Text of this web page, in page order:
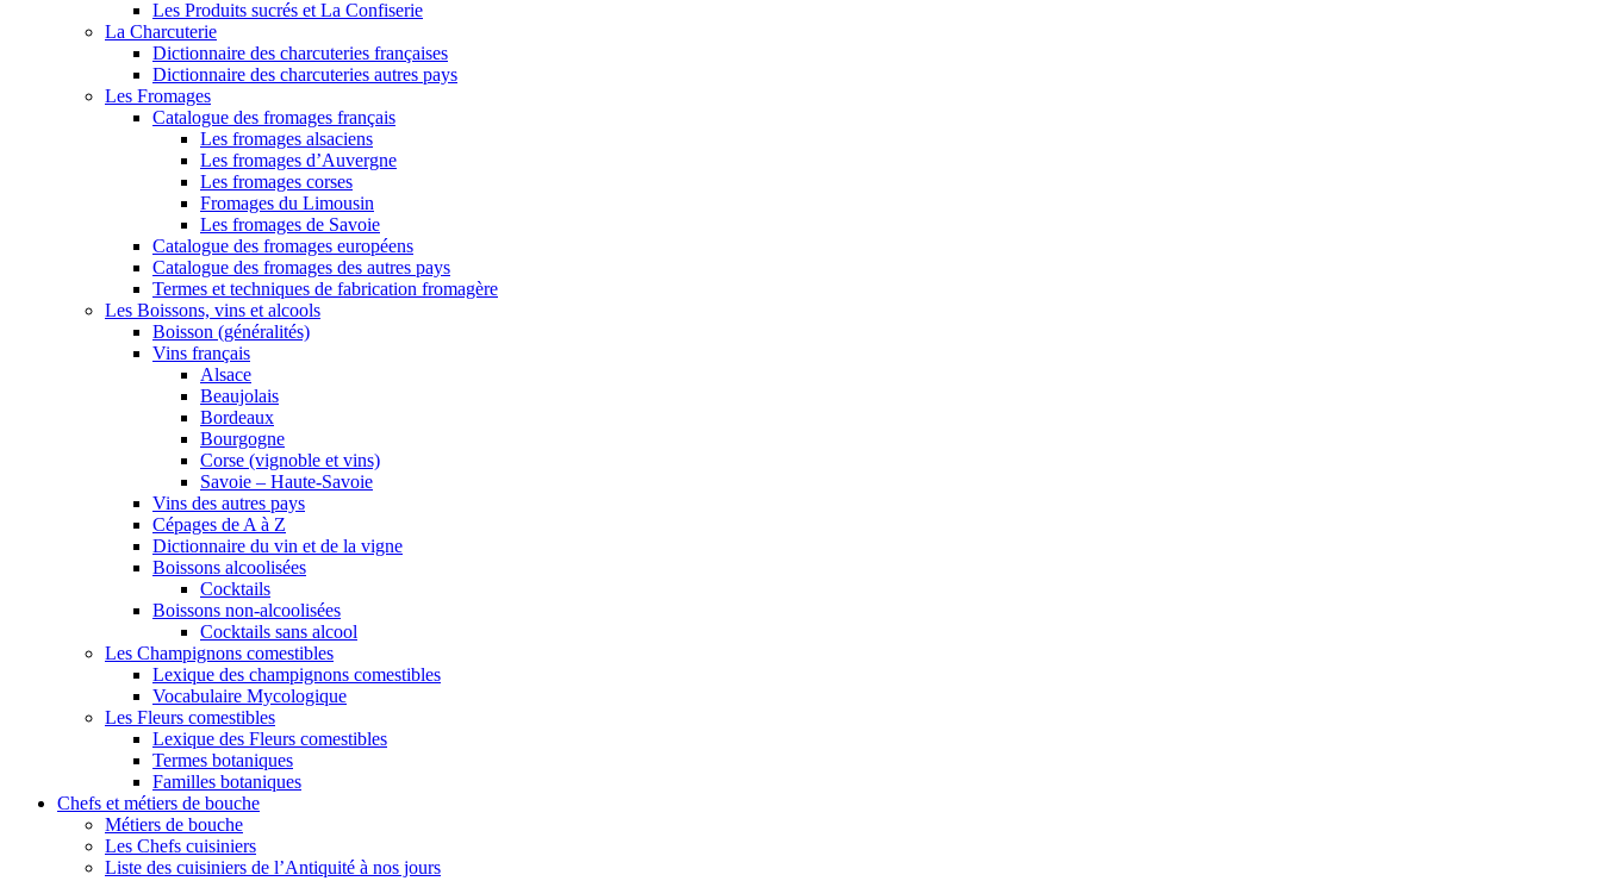
Les Produits sucrés et La Confiserie
La Charcuterie
Dictionnaire des charcuteries françaises
Dictionnaire des charcuteries autres pays
Les Fromages
Catalogue des fromages français
Les fromages alsaciens
Les fromages d’Auvergne
Les fromages corses
Fromages du Limousin
Les fromages de Savoie
Catalogue des fromages européens
Catalogue des fromages des autres pays
Termes et techniques de fabrication fromagère
Les Boissons, vins et alcools
Boisson (généralités)
Vins français
Alsace
Beaujolais
Bordeaux
Bourgogne
Corse (vignoble et vins)
Savoie – Haute-Savoie
Vins des autres pays
Cépages de A à Z
Dictionnaire du vin et de la vigne
Boissons alcoolisées
Cocktails
Boissons non-alcoolisées
Cocktails sans alcool
Les Champignons comestibles
Lexique des champignons comestibles
Vocabulaire Mycologique
Les Fleurs comestibles
Lexique des Fleurs comestibles
Termes botaniques
Familles botaniques
Chefs et métiers de bouche
Métiers de bouche
Les Chefs cuisiniers
Liste des cuisiniers de l’Antiquité à nos jours